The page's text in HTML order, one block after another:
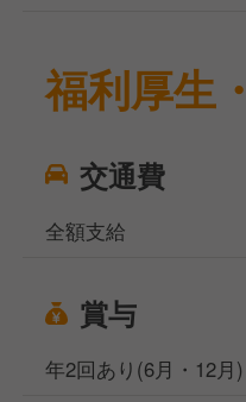
福利厚生
交通費
全額支給
賞与
年2回あり(6月・12